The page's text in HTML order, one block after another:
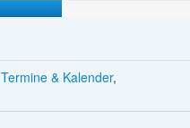
& Kalender,